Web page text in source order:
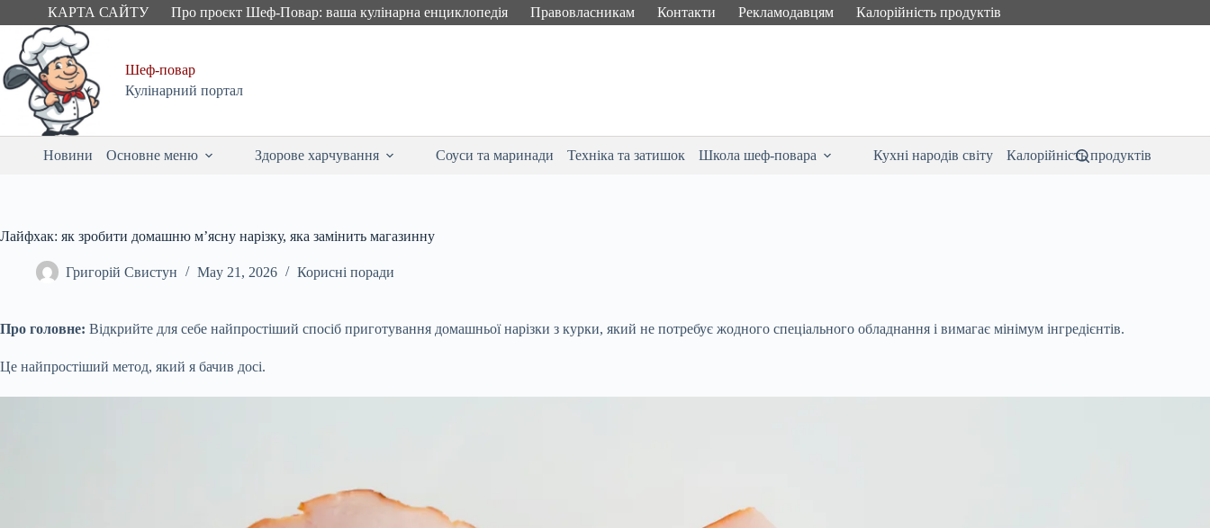
to
content
КАРТА САЙТУ Про проєкт Шеф-Повар: ваша кулінарна енциклопедія Правовласникам Контакти Рекламодавцям Калорійність продуктів
Шеф-повар
Кулінарний портал
Новини Основне меню Здорове харчування Соуси та маринади Техніка та затишок Школа шеф-повара Кухні народів світу Калорійність продуктів
Лайфхак: як зробити домашню м’ясну нарізку, яка замінить магазинну
Григорій Свистун May 21, 2026 Корисні поради
Про головне: Відкрийте для себе найпростіший спосіб приготування домашньої нарізки з курки, який не потребує жодного спеціального обладнання і вимагає мінімум інгредієнтів.
Це найпростіший метод, який я бачив досі.